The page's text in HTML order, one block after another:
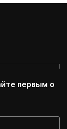
первым о